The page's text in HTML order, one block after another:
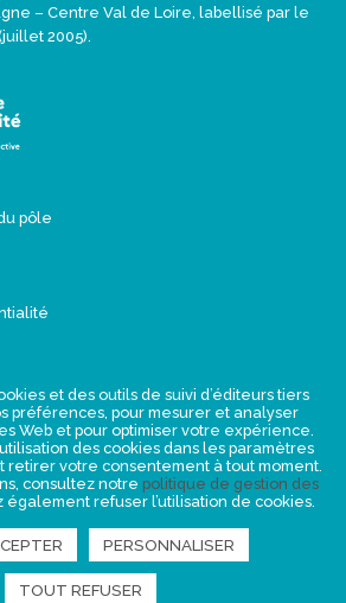
– Centre Val de Loire, labellisé par le
2005).
pôle
mesure
NEWSLETTER
RETROUVEZ-NOUS
et des outils de suivi d’éditeurs tiers
préférences, pour mesurer et analyser
Web et pour optimiser votre expérience.
des cookies dans les paramètres
retirer votre consentement à tout moment.
consultez notre politique de gestion des
également refuser l’utilisation de cookies.
PERSONNALISER
TOUT REFUSER